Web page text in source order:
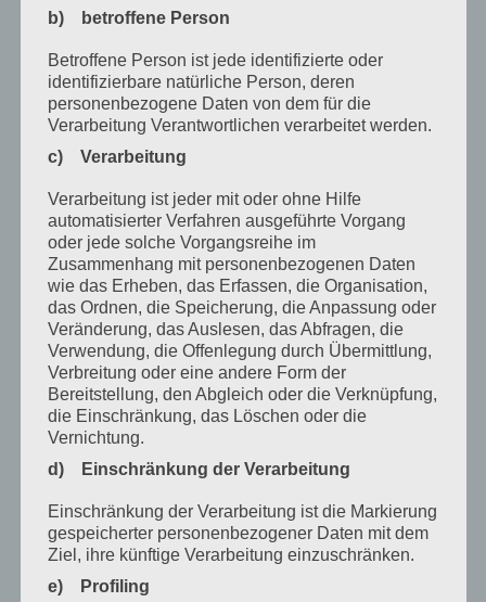
November 2022
Oktober 2022
September 2022
August 2022
April 2022
Februar 2022
Januar 2022
Dezember 2021
Oktober 2021
September 2021
Januar 2021
Dezember 2020
b) betroffene Person
Betroffene Person ist jede identifizierte oder
identifizierbare natürliche Person, deren
personenbezogene Daten von dem für die
Verarbeitung Verantwortlichen verarbeitet werden.
c) Verarbeitung
Verarbeitung ist jeder mit oder ohne Hilfe
automatisierter Verfahren ausgeführte Vorgang
oder jede solche Vorgangsreihe im
Zusammenhang mit personenbezogenen Daten
wie das Erheben, das Erfassen, die Organisation,
das Ordnen, die Speicherung, die Anpassung oder
Veränderung, das Auslesen, das Abfragen, die
Verwendung, die Offenlegung durch Übermittlung,
Verbreitung oder eine andere Form der
Bereitstellung, den Abgleich oder die Verknüpfung,
die Einschränkung, das Löschen oder die
Vernichtung.
d) Einschränkung der Verarbeitung
Einschränkung der Verarbeitung ist die Markierung
gespeicherter personenbezogener Daten mit dem
Ziel, ihre künftige Verarbeitung einzuschränken.
e) Profiling